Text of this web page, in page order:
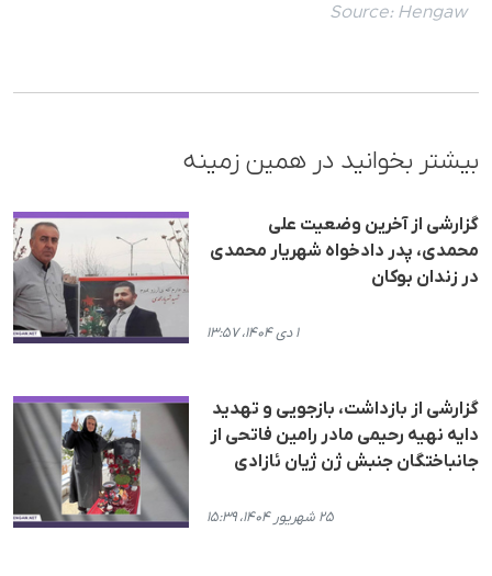
Source: Hengaw
بیشتر بخوانید در همین زمینه
گزارشی از آخرین وضعیت علی
محمدی، پدر دادخواه شهریار محمدی
در زندان بوکان
۱ دی ۱۴۰۴، ۱۳:۵۷
گزارشی از بازداشت، بازجویی و تهدید
دایە نهیە رحیمی مادر رامین فاتحی از
جانباختگان جنبش ژن ژیان ئازادی
۲۵ شهریور ۱۴۰۴، ۱۵:۳۹